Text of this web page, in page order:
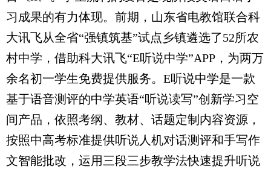
习成果的有力体现。前期，山东省电教馆联合科
大讯飞从全省“强镇筑基”试点乡镇遴选了52所农
村中学，借助科大讯飞“E听说中学”APP，为两万
余名初一学生免费提供服务。E听说中学是一款
基于语音测评的中学英语“听说读写”创新学习空
间产品，依照考纲、教材、话题定制内容资源，
按照中高考标准提供听说人机对话测评和手写作
文智能批改，运用三段三步教学法快速提升听说